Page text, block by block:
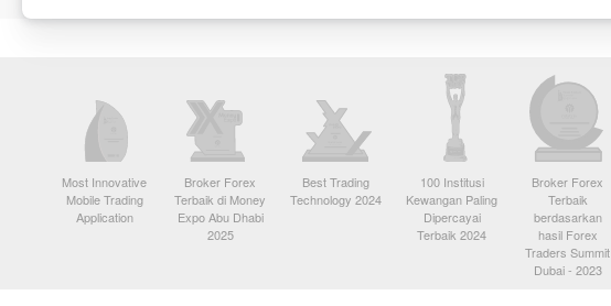
Most Innovative
Mobile Trading
Application
Broker Forex
Terbaik di Money
Expo Abu Dhabi
2025
Best Trading
Technology 2024
100 Institusi
Kewangan Paling
Dipercayai
Terbaik 2024
Broker Forex
Terbaik
berdasarkan
hasil Forex
Traders Summit
Dubai - 2023